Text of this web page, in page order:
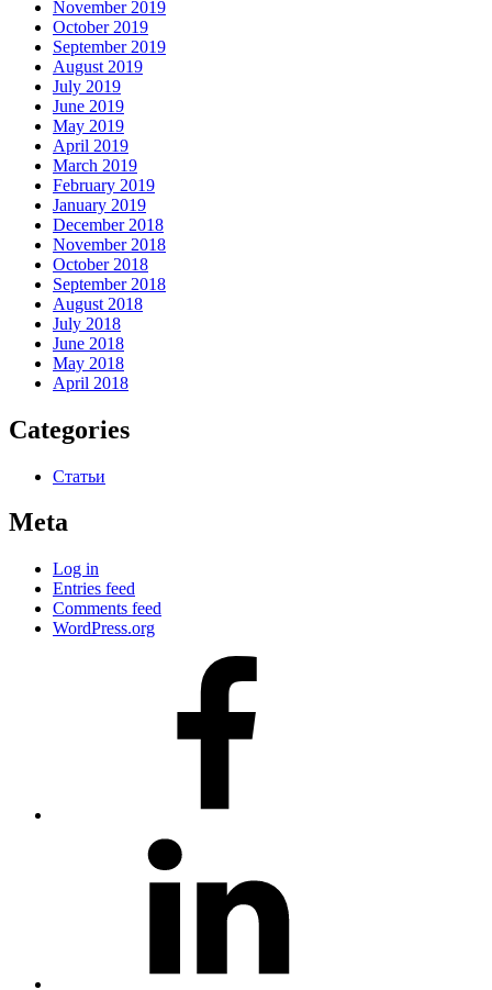
November 2019
October 2019
September 2019
August 2019
July 2019
June 2019
May 2019
April 2019
March 2019
February 2019
January 2019
December 2018
November 2018
October 2018
September 2018
August 2018
July 2018
June 2018
May 2018
April 2018
Categories
Статьи
Meta
Log in
Entries feed
Comments feed
WordPress.org